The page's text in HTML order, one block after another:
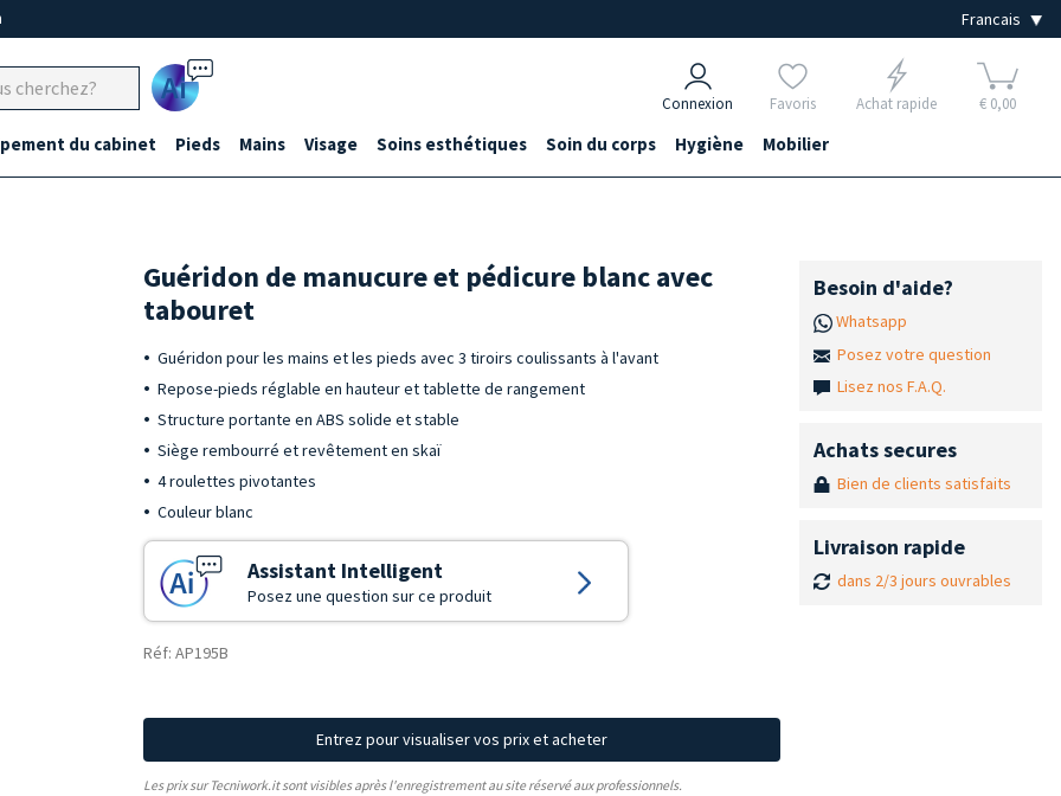
Ai Connexion Favoris Achat rapide € 0,00
du cabinet Pieds Mains Visage Soins esthétiques Soin du corps Hygiène Mobilier
Guéridon de manucure et pédicure blanc avec
tabouret
Guéridon pour les mains et les pieds avec 3 tiroirs coulissants à l'avant
Repose-pieds réglable en hauteur et tablette de rangement
Structure portante en ABS solide et stable
Siège rembourré et revêtement en skaï
4 roulettes pivotantes
Couleur blanc
Assistant Intelligent
Posez une question sur ce produit
Réf: AP195B
Entrez pour visualiser vos prix et acheter
Les prix sur Tecniwork.it sont visibles après l'enregistrement au site réservé aux professionnels.
Besoin d'aide?
Whatsapp
Posez votre question
Lisez nos F.A.Q.
Achats secures
Bien de clients satisfaits
Livraison rapide
dans 2/3 jours ouvrables